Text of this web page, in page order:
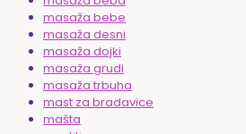
masaža bebe
masaža desni
masaža dojki
masaža grudi
masaža trbuha
mast za bradavice
mašta